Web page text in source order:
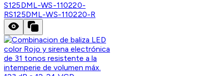
S125DML-WS-110220-
RS125DML-WS-110220-R